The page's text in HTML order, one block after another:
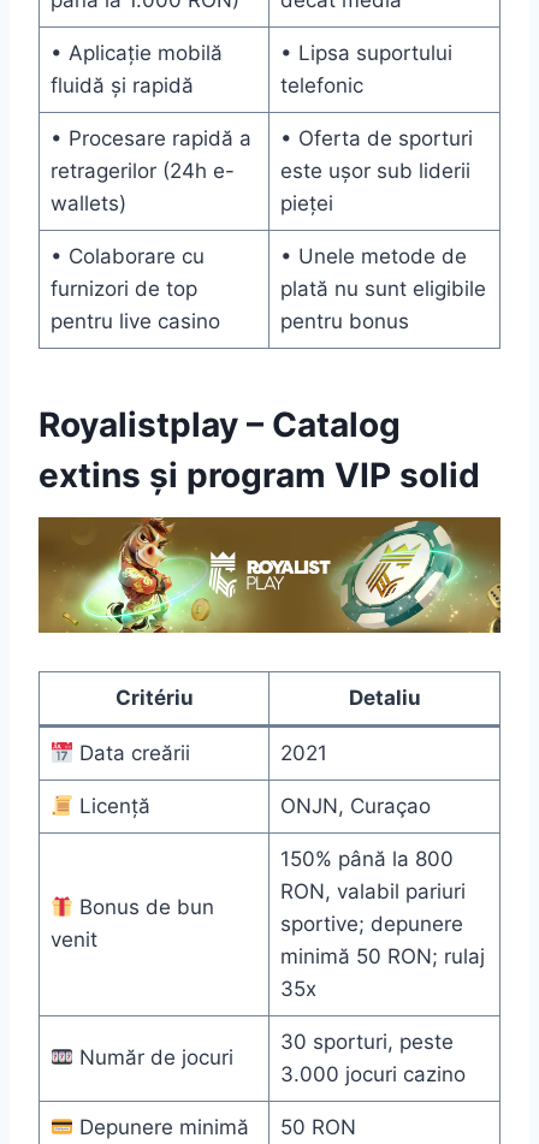
• Aplicație mobilă
fluidă și rapidă
• Lipsa suportului
telefonic
• Procesare rapidă a
retragerilor (24h e-
wallets)
• Oferta de sporturi
este ușor sub liderii
pieței
• Colaborare cu
furnizori de top
pentru live casino
• Unele metode de
plată nu sunt eligibile
pentru bonus
Royalistplay – Catalog
extins și program VIP solid
Critériu Detaliu
Data creării 2021
Licență ONJN, Curaçao
Bonus de bun
venit
150% până la 800
RON, valabil pariuri
sportive; depunere
minimă 50 RON; rulaj
35x
Număr de jocuri
30 sporturi, peste
3.000 jocuri cazino
Depunere minimă 50 RON